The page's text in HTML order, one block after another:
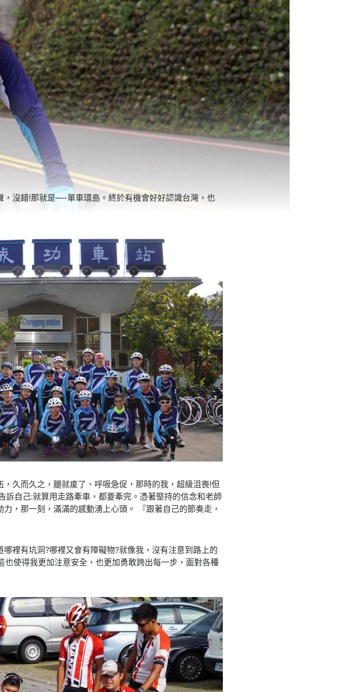
沒錯!那就是—-單車環島。終於有機會好好認識台灣，也
久而久之，腿就痠了、呼吸急促，那時的我，超級沮喪!但
訴自己:就算用走路牽車，都要牽完。憑著堅持的信念和老師
，那一刻，滿滿的感動湧上心頭。 『跟著自己的節奏走，
裡有坑洞?哪裡又會有障礙物?就像我，沒有注意到路上的
使得我更加注意安全，也更加勇敢跨出每一步，面對各種